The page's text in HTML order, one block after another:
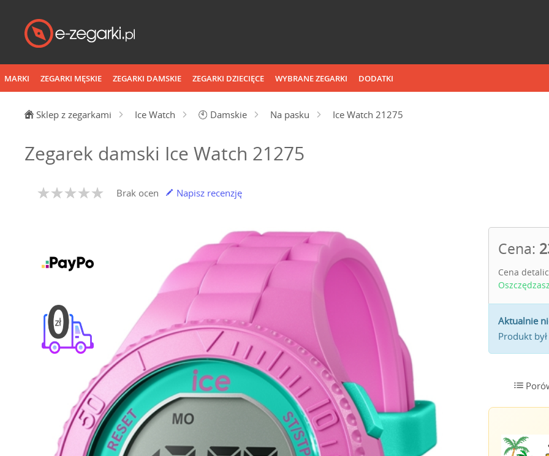
MARKI ZEGARKI MĘSKIE ZEGARKI DAMSKIE ZEGARKI DZIECIĘCE WYBRANE ZEGARKI DODATKI
Sklep z zegarkami Ice Watch 🕙 Damskie Na pasku Ice Watch 21275
Zegarek damski Ice Watch 21275
Brak ocen Napisz recenzję
Cena:
Cena
Aktualnie
Produkt